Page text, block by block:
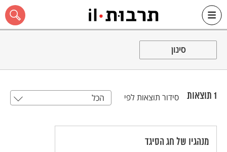
כל האתר
סינון
1 תוצאות סידור תוצאות לפי הכל
מנהגיו של חג הסיגד